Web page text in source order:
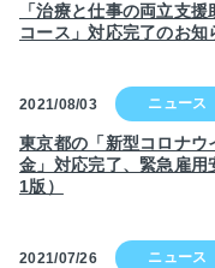
「治療と仕事の両立支
コース」対応完了のお知
2021/08/03
東京都の「新型コロナ
金」対応完了、緊急雇
1版）
2021/07/26